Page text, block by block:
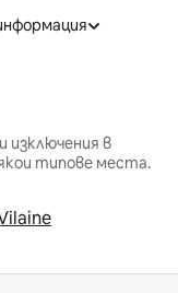
изключения в
типове места.